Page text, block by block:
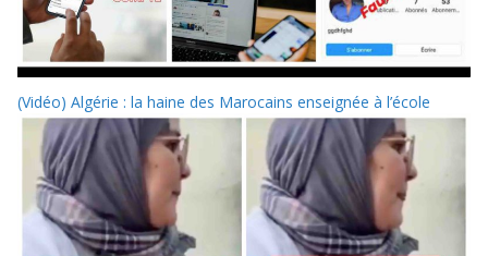
(Vidéo) Algérie : la haine des Marocains enseignée à l’école